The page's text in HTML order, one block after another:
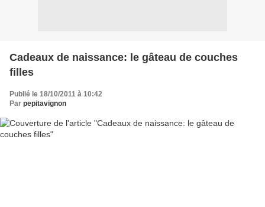
Cadeaux de naissance: le gâteau de couches
filles
Publié le 18/10/2011 à 10:42
Par pepitavignon